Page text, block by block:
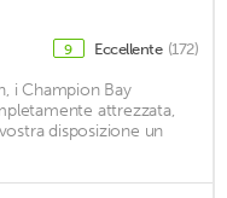
9 Eccellente (172)
i Champion Bay
attrezzata,
disposizione un